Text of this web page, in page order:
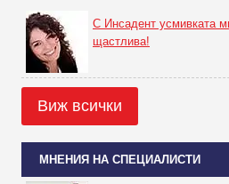
С Инсадент усмивката
щастлива!
Виж всички
МНЕНИЯ НА СПЕЦИАЛИСТИ